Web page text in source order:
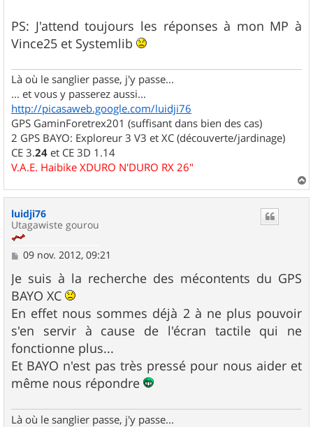
PS: J'attend toujours les réponses à mon MP à
Vince25 et Systemlib
Là où le sanglier passe, j'y passe...
... et vous y passerez aussi...
http://picasaweb.google.com/luidji76
GPS GaminForetrex201 (suffisant dans bien des cas)
2 GPS BAYO: Exploreur 3 V3 et XC (découverte/jardinage)
CE 3.24 et CE 3D 1.14
V.A.E. Haibike XDURO N'DURO RX 26"
a
luidji76
Utagawiste gourou
M
s
s
a
g
e
09 nov. 2012, 09:21
Je suis à la recherche des mécontents du GPS
BAYO XC
En effet nous sommes déjà 2 à ne plus pouvoir
s'en servir à cause de l'écran tactile qui ne
fonctionne plus...
Et BAYO n'est pas très pressé pour nous aider et
même nous répondre
Là où le sanglier passe, j'y passe...